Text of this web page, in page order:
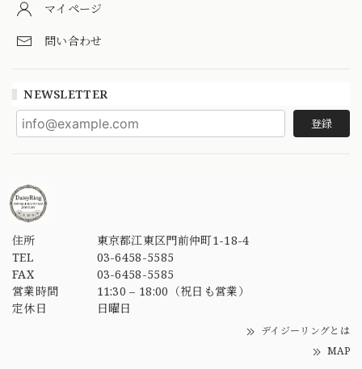
マイページ
問い合わせ
NEWSLETTER
登録
住所
東京都江東区門前仲町1-18-4
TEL
03-6458-5585
FAX
03-6458-5585
営業時間
11:30 – 18:00（祝日も営業）
定休日
日曜日
デイジーリングとは
MAP